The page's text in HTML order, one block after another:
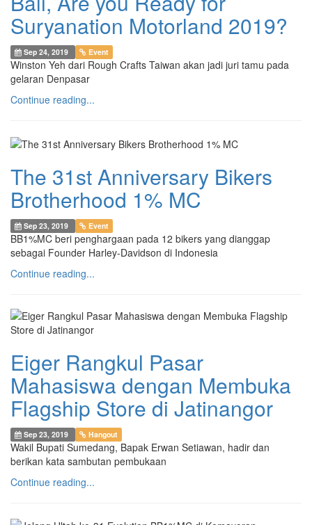
Suryanation Motorland 2019?
Sep 24, 2019 Event
Winston Yeh dari Rough Crafts Taiwan akan jadi juri tamu pada
gelaran Denpasar
Continue reading...
The 31st Anniversary Bikers
Brotherhood 1% MC
Sep 23, 2019 Event
BB1%MC beri penghargaan pada 12 bikers yang dianggap
sebagai Founder Harley-Davidson di Indonesia
Continue reading...
Eiger Rangkul Pasar
Mahasiswa dengan Membuka
Flagship Store di Jatinangor
Sep 23, 2019 Hangout
Wakil Bupati Sumedang, Bapak Erwan Setiawan, hadir dan
berikan kata sambutan pembukaan
Continue reading...